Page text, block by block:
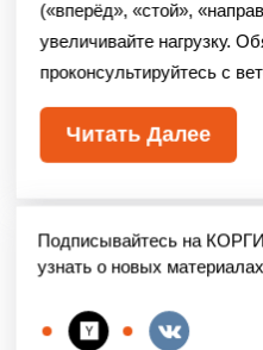
(«вперёд», «стой»,
увеличивайте нагрузку.
проконсультируйтесь с
Читать Далее
Подписывайтесь на
узнать о новых материалах